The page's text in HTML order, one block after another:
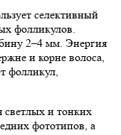
селективный
фолликулов.
2–4 мм. Энергия
и корне волоса,
фолликул,
светлых и тонких
фототипов, а